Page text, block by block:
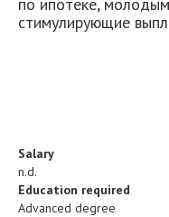
стимулирующие
Salary
n.d.
Education required
Advanced degree